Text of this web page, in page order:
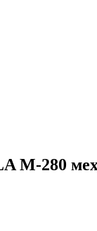
M-280